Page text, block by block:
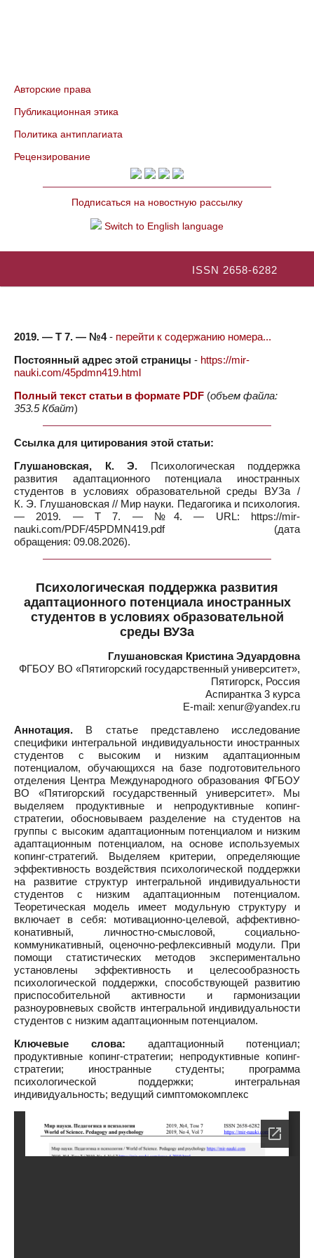
Авторские права
Публикационная этика
Политика антиплагиата
Рецензирование
Подписаться на новостную рассылку
Switch to English language
ISSN 2658-6282
2019. — Т 7. — №4- перейти к содержанию номера...
Постоянный адрес этой страницы - https://mir-
nauki.com/45pdmn419.html
Полный текст статьи в формате PDF (объем файла:
353.5 Кбайт)
Ссылка для цитирования этой статьи:
Глушановская, К. Э. Психологическая поддержка
развития адаптационного потенциала иностранных
студентов в условиях образовательной среды ВУЗа /
К. Э. Глушановская // Мир науки. Педагогика и психология.
— 2019. — Т 7. — №4. — URL: https://mir-
nauki.com/PDF/45PDMN419.pdf (дата
обращения: 09.08.2026).
Психологическая поддержка развития
адаптационного потенциала иностранных
студентов в условиях образовательной
среды ВУЗа
Глушановская Кристина Эдуардовна
ФГБОУ ВО «Пятигорский государственный университет»,
Пятигорск, Россия
Аспирантка 3 курса
E-mail: xenur@yandex.ru
Аннотация. В статье представлено исследование
специфики интегральной индивидуальности иностранных
студентов с высоким и низким адаптационным
потенциалом, обучающихся на базе подготовительного
отделения Центра Международного образования ФГБОУ
ВО «Пятигорский государственный университет». Мы
выделяем продуктивные и непродуктивные копинг-
стратегии, обосновываем разделение на студентов на
группы с высоким адаптационным потенциалом и низким
адаптационным потенциалом, на основе используемых
копинг-стратегий. Выделяем критерии, определяющие
эффективность воздействия психологической поддержки
на развитие структур интегральной индивидуальности
студентов с низким адаптационным потенциалом.
Теоретическая модель имеет модульную структуру и
включает в себя: мотивационно-целевой, аффективно-
конативный, личностно-смысловой, социально-
коммуникативный, оценочно-рефлексивный модули. При
помощи статистических методов экспериментально
установлены эффективность и целесообразность
психологической поддержки, способствующей развитию
приспособительной активности и гармонизации
разноуровневых свойств интегральной индивидуальности
студентов с низким адаптационным потенциалом.
Ключевые слова: адаптационный потенциал;
продуктивные копинг-стратегии; непродуктивные копинг-
стратегии; иностранные студенты; программа
психологической поддержки; интегральная
индивидуальность; ведущий симптомокомплекс